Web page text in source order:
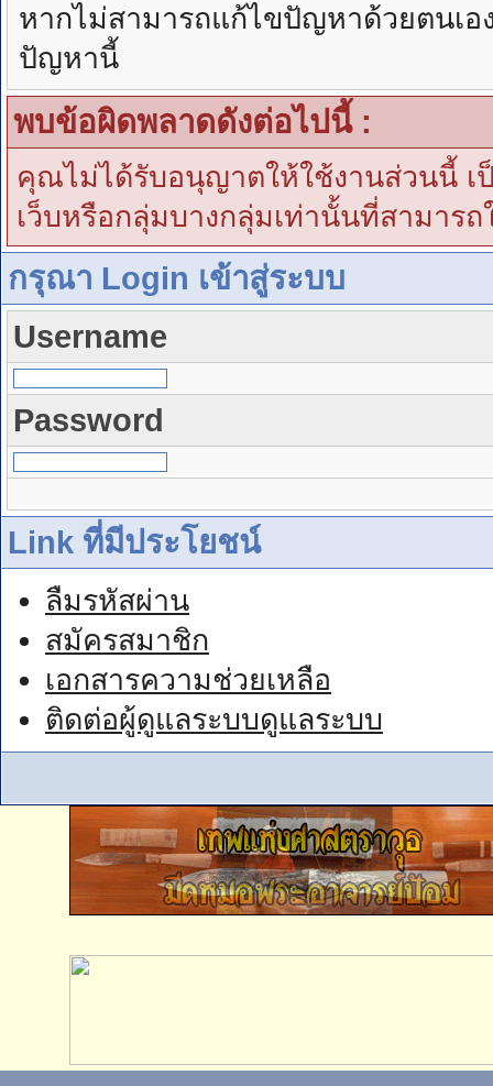
หากไม่สามารถแก้ไขปัญหาด้วยตนเ
ปัญหานี้
พบข้อผิดพลาดดังต่อไปนี้ :
คุณไม่ได้รับอนุญาตให้ใช้งานส่วนนี้ เ
เว็บหรือกลุ่มบางกลุ่มเท่านั้นที่สามารถ
กรุณา Login เข้าสู่ระบบ
Username
Password
Link ที่มีประโยชน์
ลืมรหัสผ่าน
สมัครสมาชิก
เอกสารความช่วยเหลือ
ติดต่อผู้ดูแลระบบดูแลระบบ